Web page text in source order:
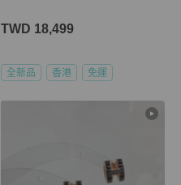
TWD 18,499
全新品 香港 免運